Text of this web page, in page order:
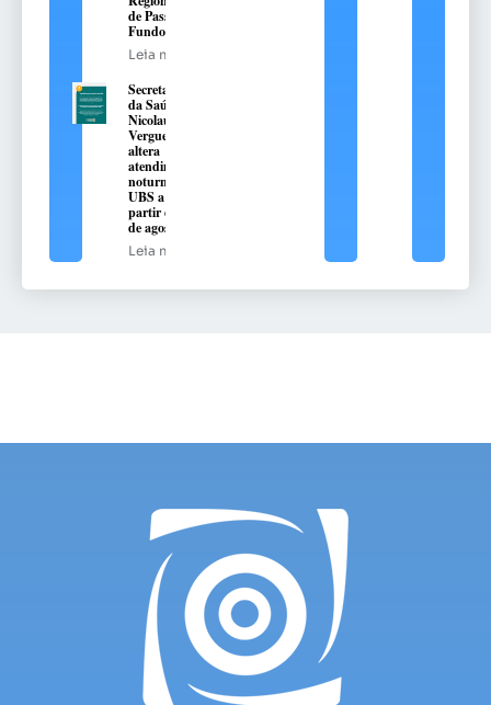
de Passo
Fundo
Leia mais
Secretaria
da Saúde de
Nicolau
Vergueiro
altera
atendimento
noturno na
UBS a
partir de 10
de agosto
Leia mais